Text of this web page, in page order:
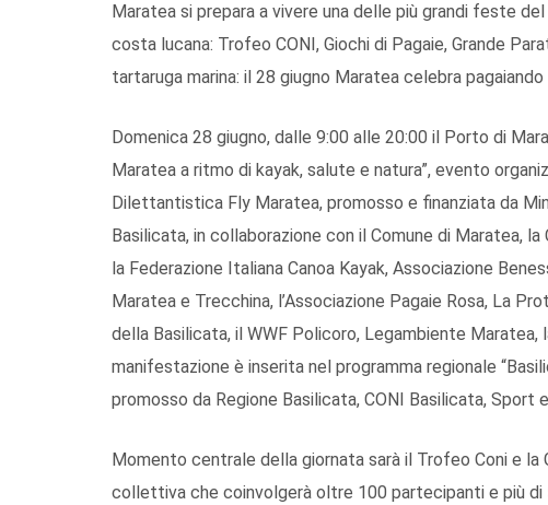
Maratea si prepara a vivere una delle più grandi feste
costa lucana: Trofeo CONI, Giochi di Pagaie, Grande
tartaruga marina: il 28 giugno Maratea celebra
Domenica 28 giugno, dalle 9:00 alle 20:00 il Porto di
Maratea a ritmo di kayak, salute e natura”, evento
Dilettantistica Fly Maratea, promosso e finanziata da
Basilicata, in collaborazione con il Comune di Maratea,
la Federazione Italiana Canoa Kayak, Associazione
Maratea e Trecchina, l’Associazione Pagaie Rosa, La
della Basilicata, il WWF Policoro, Legambiente Maratea,
manifestazione è inserita nel programma regionale
promosso da Regione Basilicata, CONI Basilicata, Sport
Momento centrale della giornata sarà il Trofeo Coni e
collettiva che coinvolgerà oltre 100 partecipanti e più di